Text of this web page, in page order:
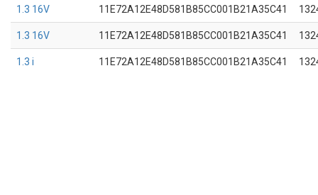
1.3 16V 11E72A12E48D581B85CC001B21A35C41
1.3 16V 11E72A12E48D581B85CC001B21A35C41
1.3 i 11E72A12E48D581B85CC001B21A35C41